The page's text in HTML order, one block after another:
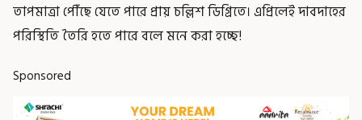
তাপমাত্রা পৌঁছে যেতে পারে প্রায় চল্লিশ ডিগ্রিতে। এপ্রিলেই দাবদাহের
পরিস্থিতি তৈরি হতে পারে বলে মনে করা হচ্ছে!
Sponsored